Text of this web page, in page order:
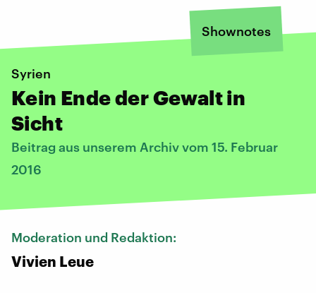
Shownotes
Syrien
Kein Ende der Gewalt in
Sicht
Beitrag aus unserem Archiv vom 15. Februar
2016
Moderation und Redaktion:
Vivien Leue